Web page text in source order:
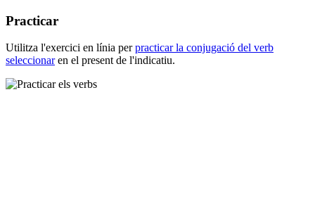
Practicar
Utilitza l'exercici en línia perpracticar la conjugació del verb
seleccionaren el present de l'indicatiu.